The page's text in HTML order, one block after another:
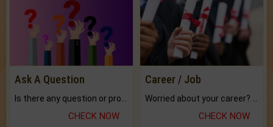
Ask A Question
CHECK NOW
Career / Job
CHECK NOW